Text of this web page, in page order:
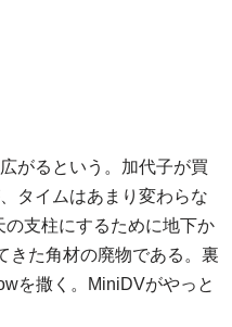
がるという。加代子が買
タイムはあまり変わらな
支柱にするために地下か
きた角材の廃物である。裏
を撒く。MiniDVがやっと